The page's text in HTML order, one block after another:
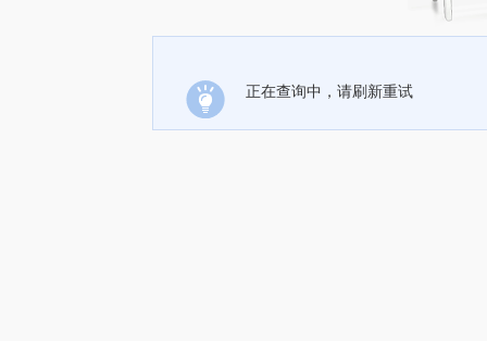
正在查询中，请刷新重试